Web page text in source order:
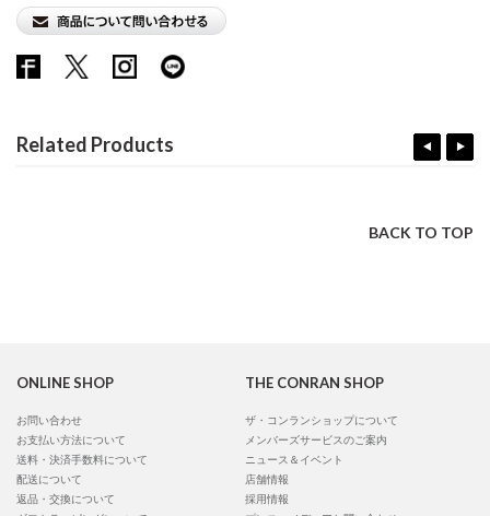
Related Products
BACK TO TOP
ONLINE SHOP
お問い合わせ
お支払い方法について
送料・決済手数料について
配送について
返品・交換について
THE CONRAN SHOP
ザ・コンランショップについて
メンバーズサービスのご案内
ニュース＆イベント
店舗情報
採用情報